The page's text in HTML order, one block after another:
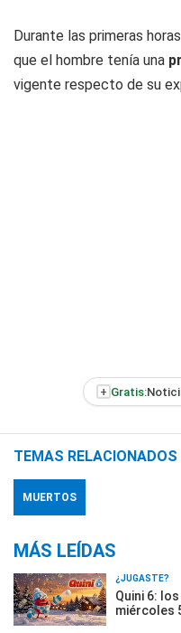
Durante las primeras
que el hombre tenía una
vigente respecto de su
+ Gratis:
TEMAS RELACIONADOS
MUERTOS
MÁS LEÍDAS
¿JUGASTE?
Quini 6:
miércoles